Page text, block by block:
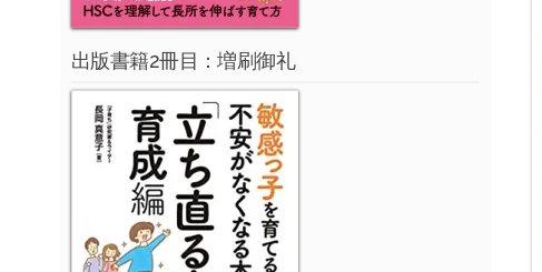
出版書籍2冊目：増刷御礼